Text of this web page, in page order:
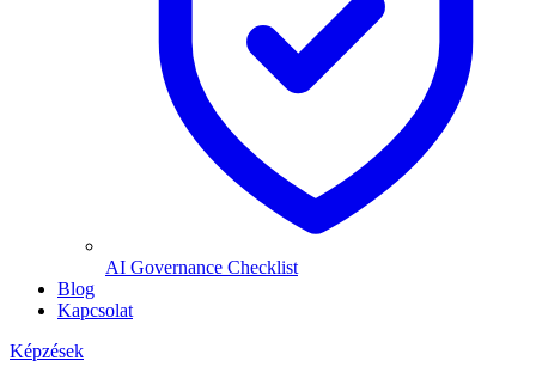
AI Governance Checklist
Blog
Kapcsolat
Képzések